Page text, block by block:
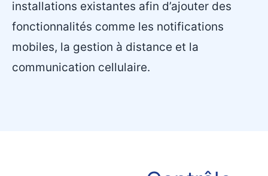
installations existantes afin d’ajouter des
fonctionnalités comme les notifications
mobiles, la gestion à distance et la
communication cellulaire.